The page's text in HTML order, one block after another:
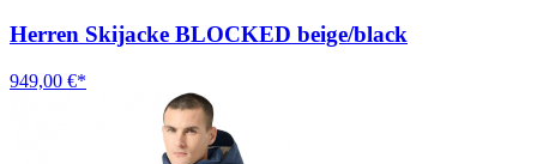
Herren Skijacke BLOCKED beige/black
949,00 €*